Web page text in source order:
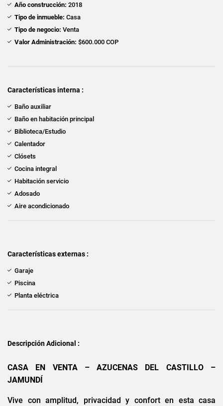
Año construcción: 2018
Tipo de inmueble: Casa
Tipo de negocio: Venta
Valor Administración: $600.000 COP
Características interna :
Baño auxiliar
Baño en habitación principal
Biblioteca/Estudio
Calentador
Clósets
Cocina integral
Habitación servicio
Adosado
Aire acondicionado
Características externas :
Garaje
Piscina
Planta eléctrica
Descripción Adicional :
CASA EN VENTA – AZUCENAS DEL CASTILLO –
JAMUNDÍ
Vive con amplitud, privacidad y confort en esta casa